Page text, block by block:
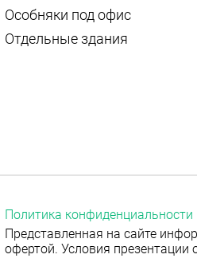
Особняки под офис
Отдельные здания
Политика конфиденциальности
Представленная на сайте
офертой. Условия